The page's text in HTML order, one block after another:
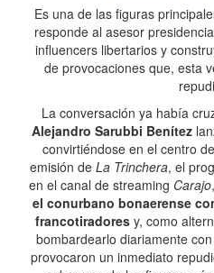
Es una de las figuras
responde al asesor
influencers libertarios y
de provocaciones que, esta
La conversación ya había
Alejandro Sarubbi Benítez
convirtiéndose en el centro
emisión de La Trinchera, el
en el canal de streaming Carajo,
el conurbano bonaerense
francotiradores y, como
bombardearlo diariamente
provocaron un inmediato